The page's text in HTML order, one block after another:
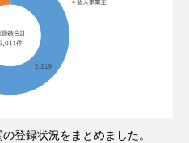
登録状況をまとめました。